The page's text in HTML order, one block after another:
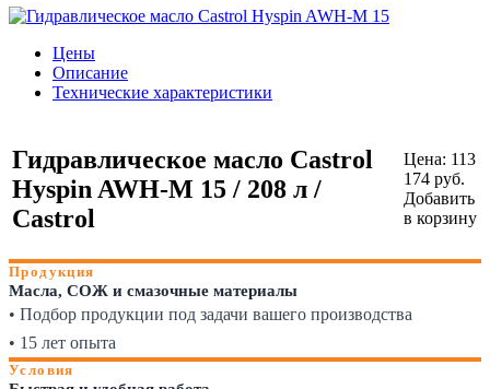
Цены
Описание
Технические характеристики
Гидравлическое масло Castrol
Hyspin AWH-M 15 / 208 л /
Castrol
Цена: 113
174 руб.
Добавить
в корзину
Продукция
Масла, СОЖ и смазочные материалы
• Подбор продукции под задачи вашего производства
• 15 лет опыта
Условия